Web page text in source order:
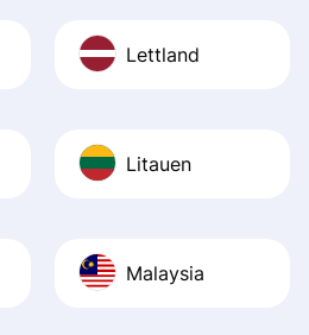
Lettland
Litauen
Malaysia